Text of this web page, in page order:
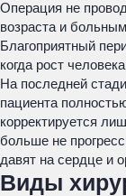
Операция не
возраста и
Благоприятный
когда рост
На последней
пациента
корректируется
больше не
давят на сердце и
Виды